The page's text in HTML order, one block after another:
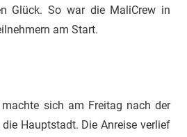
Glück. So war die MaliCrew in
am Start.
machte sich am Freitag nach der
Hauptstadt. Die Anreise verlief